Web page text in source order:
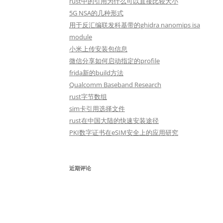
5G NSA的几种形式
用于反汇编联发科基带的ghidra nanomips isa
module
小米上传安装包信息
微信分享如何启动指定的profile
frida新的build方法
Qualcomm Baseband Research
rust字节数组
sim卡引用选择文件
rust在中国大陆的快速安装途径
PKI数字证书在eSIM安全上的应用研究
近期评论